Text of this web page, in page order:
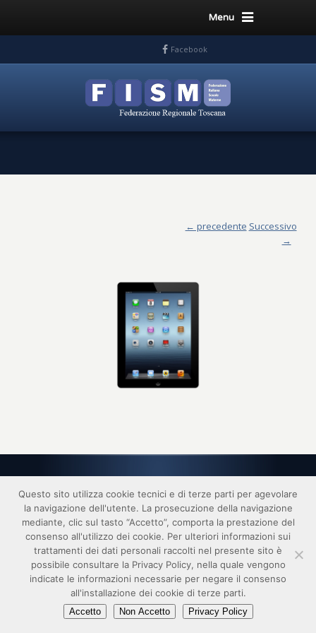
Menu
Facebook
← precedente Successivo
→
2017 © FISM - realizzato da digital idea srl
link privacy credits responsabilità copyright
Questo sito utilizza cookie tecnici e di terze parti per agevolare
la navigazione dell'utente. La prosecuzione della navigazione
mediante, clic sul tasto “Accetto”, comporta la prestazione del
consenso all'utilizzo dei cookie. Per ulteriori informazioni sui
trattamenti dei dati personali raccolti nel presente sito è
possibile consultare la Privacy Policy, nella quale vengono
indicate le informazioni necessarie per negare il consenso
all'installazione dei cookie di terze parti.
Accetto Non Accetto Privacy Policy